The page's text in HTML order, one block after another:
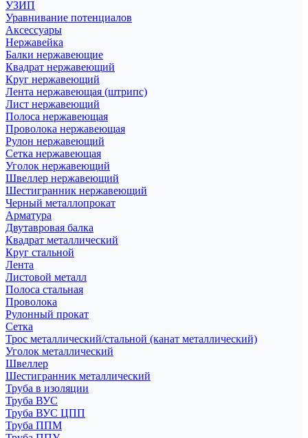
УЗИП
Уравнивание потенциалов
Аксессуары
Нержавейка
Балки нержавеющие
Квадрат нержавеющий
Круг нержавеющий
Лента нержавеющая (штрипс)
Лист нержавеющий
Полоса нержавеющая
Проволока нержавеющая
Рулон нержавеющий
Сетка нержавеющая
Уголок нержавеющий
Швеллер нержавеющий
Шестигранник нержавеющий
Черный металлопрокат
Арматура
Двутавровая балка
Квадрат металлический
Круг стальной
Лента
Листовой металл
Полоса стальная
Проволока
Рулонный прокат
Сетка
Трос металлический/стальной (канат металлический)
Уголок металлический
Швеллер
Шестигранник металлический
Труба в изоляции
Труба ВУС
Труба ВУС ЦПП
Труба ППМ